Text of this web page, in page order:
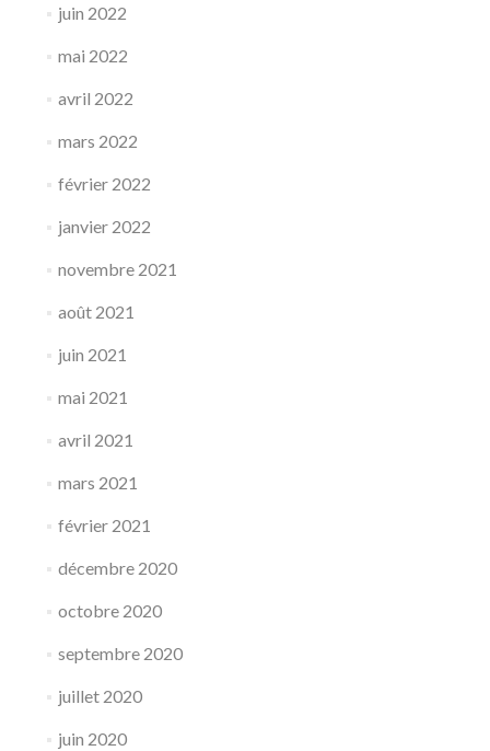
juin 2022
mai 2022
avril 2022
mars 2022
février 2022
janvier 2022
novembre 2021
août 2021
juin 2021
mai 2021
avril 2021
mars 2021
février 2021
décembre 2020
octobre 2020
septembre 2020
juillet 2020
juin 2020